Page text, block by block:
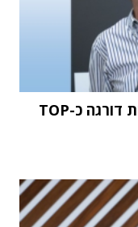
מחקר STKI השנתי: וואן טכנולוגיות דורגה כ-TOP